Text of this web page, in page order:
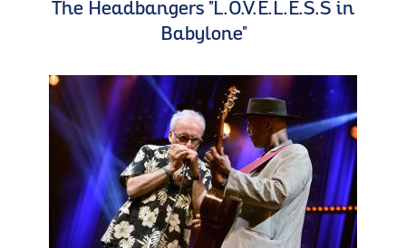
The Headbangers "L.O.V.E.L.E.S.S in
Babylone"